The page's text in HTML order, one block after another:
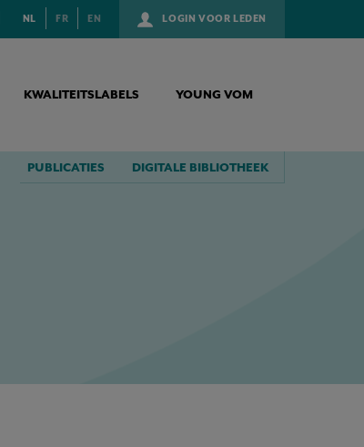
LOGIN VOOR LEDEN
NL FR EN
KWALITEITSLABELS YOUNG VOM
PUBLICATIES DIGITALE BIBLIOTHEEK